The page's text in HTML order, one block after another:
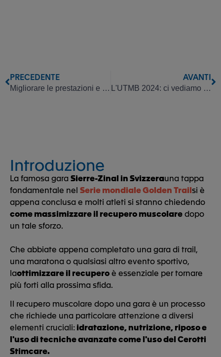
PRECEDENTE
Migliorare le prestazioni e il recupero nell'atletica leggera 🏃‍♂️
AVANTI
L'UTMB 2024: ci vediamo a Chamonix tra una settimana!
Introduzione
La famosa gara Sierre-Zinal in Svizzerauna tappa
fondamentale nel Serie mondiale Golden Trailsi è
appena conclusa e molti atleti si stanno chiedendo
come massimizzare il recupero muscolaredopo
un tale sforzo.
Che abbiate appena completato una gara di trail,
una maratona o qualsiasi altro evento sportivo,
laottimizzare il recuperoè essenziale per tornare
più forti alla prossima sfida.
Il recupero muscolare dopo una gara è un processo
che richiede una particolare attenzione a diversi
elementi cruciali:idratazione, nutrizione, riposo e
l'uso di tecniche avanzate come l'uso delCerotti
Stimcare.